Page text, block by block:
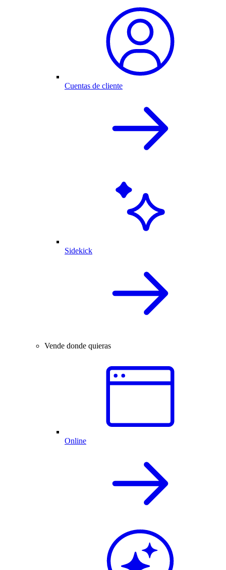
Cuentas de cliente
Sidekick
Vende donde quieras
Online